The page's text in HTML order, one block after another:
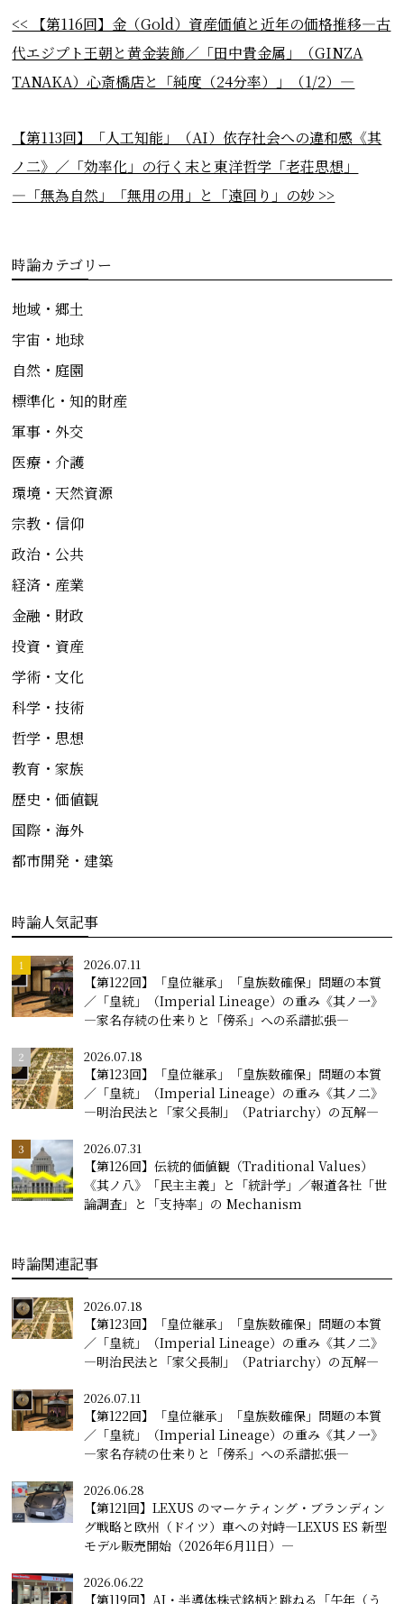
<< 【第116回】金（Gold）資産価値と近年の価格推移―古
代エジプト王朝と黄金装飾／「田中貴金属」（GINZA
TANAKA）心斎橋店と「純度（24分率）」（1/2）―
【第113回】「人工知能」（AI）依存社会への違和感《其
ノ二》／「効率化」の行く末と東洋哲学「老荘思想」
―「無為自然」「無用の用」と「遠回り」の妙 >>
時論カテゴリー
地域・郷土
宇宙・地球
自然・庭園
標準化・知的財産
軍事・外交
医療・介護
環境・天然資源
宗教・信仰
政治・公共
経済・産業
金融・財政
投資・資産
学術・文化
科学・技術
哲学・思想
教育・家族
歴史・価値観
国際・海外
都市開発・建築
時論人気記事
2026.07.11
【第122回】「皇位継承」「皇族数確保」問題の本質
／「皇統」（Imperial Lineage）の重み《其ノ一》
―家名存続の仕来りと「傍系」への系譜拡張―
2026.07.18
【第123回】「皇位継承」「皇族数確保」問題の本質
／「皇統」（Imperial Lineage）の重み《其ノ二》
―明治民法と「家父長制」（Patriarchy）の瓦解―
2026.07.31
【第126回】伝統的価値観（Traditional Values）
《其ノ八》「民主主義」と「統計学」／報道各社「世
論調査」と「支持率」の Mechanism
時論関連記事
2026.07.18
【第123回】「皇位継承」「皇族数確保」問題の本質
／「皇統」（Imperial Lineage）の重み《其ノ二》
―明治民法と「家父長制」（Patriarchy）の瓦解―
2026.07.11
【第122回】「皇位継承」「皇族数確保」問題の本質
／「皇統」（Imperial Lineage）の重み《其ノ一》
―家名存続の仕来りと「傍系」への系譜拡張―
2026.06.28
【第121回】LEXUS のマーケティング・ブランディン
グ戦略と欧州（ドイツ）車への対峙―LEXUS ES 新型
モデル販売開始（2026年6月11日）―
2026.06.22
【第119回】AI・半導体株式銘柄と跳ねる「午年（う